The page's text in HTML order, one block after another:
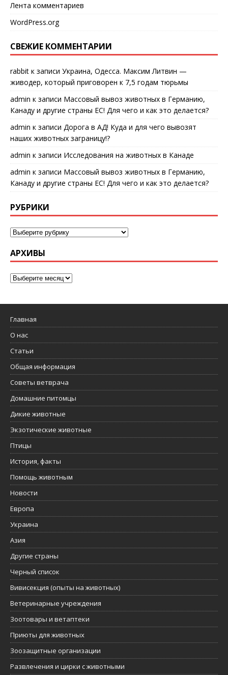
Лента комментариев
WordPress.org
СВЕЖИЕ КОММЕНТАРИИ
rabbit к записи Украина, Одесса. Максим Литвин —
живодер, который приговорен к 7,5 годам тюрьмы
admin к записи Массовый вывоз животных в Германию,
Канаду и другие страны ЕС! Для чего и как это делается?
admin к записи Дорога в АД! Куда и для чего вывозят
наших животных заграницу!?
admin к записи Исследования на животных в Канаде
admin к записи Массовый вывоз животных в Германию,
Канаду и другие страны ЕС! Для чего и как это делается?
РУБРИКИ
АРХИВЫ
Главная
О нас
Статьи
Общая информация
Советы ветврача
Домашние питомцы
Дикие животные
Экзотические животные
Птицы
История, факты
Помощь животным
Новости
Европа
Украина
Азия
Другие страны
Черный список
Вивисекция (опыты на животных)
Ветеринарные учреждения
Зоотовары и ветаптеки
Приюты для животных
Зоозащитные организации
Развлечения и цирки с животными